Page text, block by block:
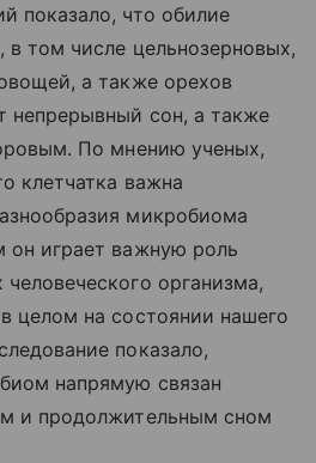
показало, что обилие
в том числе цельнозерновых,
а также орехов
непрерывный сон, а также
По мнению ученых,
клетчатка важна
микробиома
он играет важную роль
организма,
целом на состоянии нашего
показало,
напрямую связан
и продолжительным сном